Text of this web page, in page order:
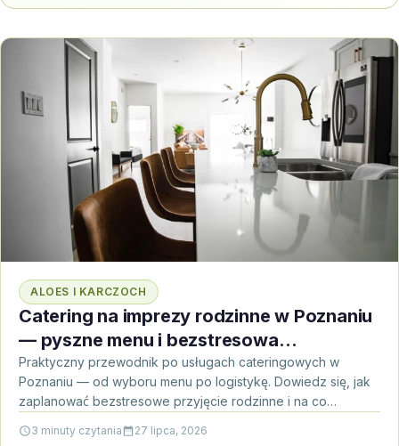
ALOES I KARCZOCH
Catering na imprezy rodzinne w Poznaniu
— pyszne menu i bezstresowa
organizacja
Praktyczny przewodnik po usługach cateringowych w
Poznaniu — od wyboru menu po logistykę. Dowiedz się, jak
zaplanować bezstresowe przyjęcie rodzinne i na co
3 minuty czytania 27 lipca, 2026